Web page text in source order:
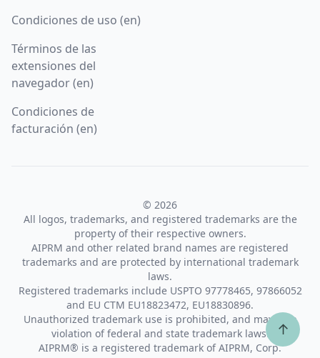
Condiciones de uso (en)
Términos de las
extensiones del
navegador (en)
Condiciones de
facturación (en)
© 2026
All logos, trademarks, and registered trademarks are the
property of their respective owners.
AIPRM and other related brand names are registered
trademarks and are protected by international trademark
laws.
Registered trademarks include USPTO 97778465, 97866052
and EU CTM EU18823472, EU18830896.
Unauthorized trademark use is prohibited, and may be a
violation of federal and state trademark laws.
AIPRM® is a registered trademark of AIPRM, Corp.
↑